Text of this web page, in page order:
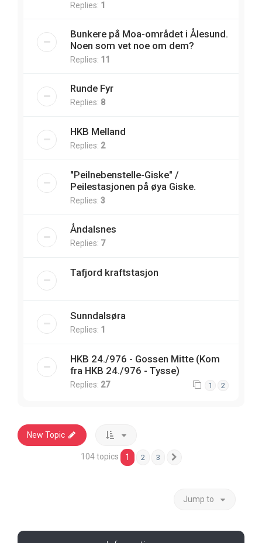
Replies: 1
Bunkere på Moa-området i Ålesund.
Noen som vet noe om dem?
Replies: 11
Runde Fyr
Replies: 8
HKB Melland
Replies: 2
"Peilnebenstelle-Giske" /
Peilestasjonen på øya Giske.
Replies: 3
Åndalsnes
Replies: 7
Tafjord kraftstasjon
Sunndalsøra
Replies: 1
HKB 24./976 - Gossen Mitte (Kom
fra HKB 24./976 - Tysse)
Replies: 27 1 2
New Topic
104 topics 1 2 3
Jump to